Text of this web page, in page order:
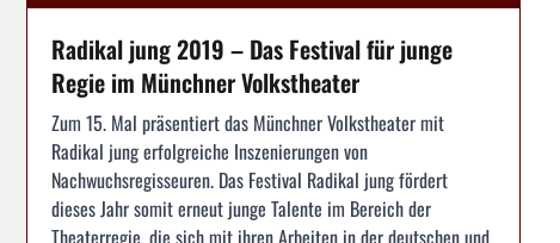
Radikal jung 2019 – Das Festival für junge
Regie im Münchner Volkstheater
Zum 15. Mal präsentiert das Münchner Volkstheater mit
Radikal jung erfolgreiche Inszenierungen von
Nachwuchsregisseuren. Das Festival Radikal jung fördert
dieses Jahr somit erneut junge Talente im Bereich der
Theaterregie, die sich mit ihren Arbeiten in der deutschen und